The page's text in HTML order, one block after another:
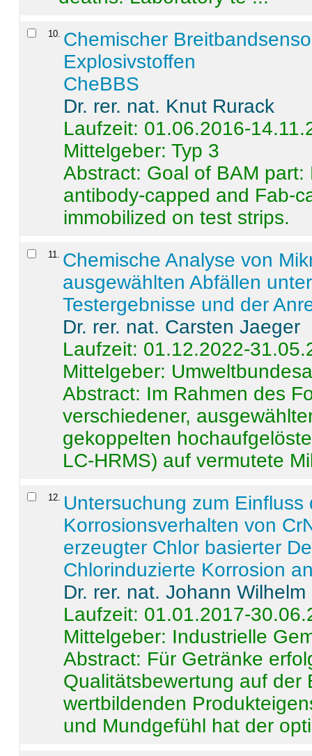
10 Chemischer
Explosivstoffen
CheBBS
Dr. rer. nat. Knut Rurack
Laufzeit: 01.06.2016-
Mittelgeber: Typ 3
Abstract: Goal of BAM
antibody-capped and Fab-
immobilized on test strips.
11
Chemische Analyse von
ausgewählten Abfällen
Testergebnisse und der
Dr. rer. nat. Carsten Jaeger
Laufzeit: 01.12.2022-
Mittelgeber:
Abstract: Im Rahmen des
verschiedener,
gekoppelten
LC-HRMS) auf vermutete
12
Untersuchung zum
Korrosionsverhalten von
erzeugter Chlor basierter
Chlorinduzierte Korrosion
Dr. rer. nat. Johann
Laufzeit: 01.01.2017-
Mittelgeber: Industrielle
Abstract: Für Getränke
Qualitätsbewertung auf der
wertbildenden
und Mundgefühl hat der